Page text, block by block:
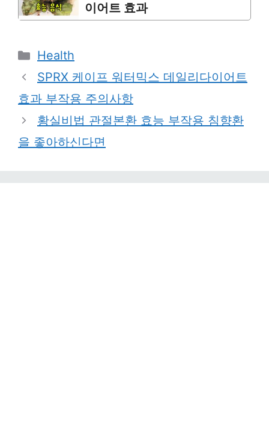
이어트 효과
Categories
Health
SPRX 케이프 워터믹스 데일리다이어트
효과 부작용 주의사항
황실비법 관절본환 효능 부작용 침향환
을 좋아하신다면